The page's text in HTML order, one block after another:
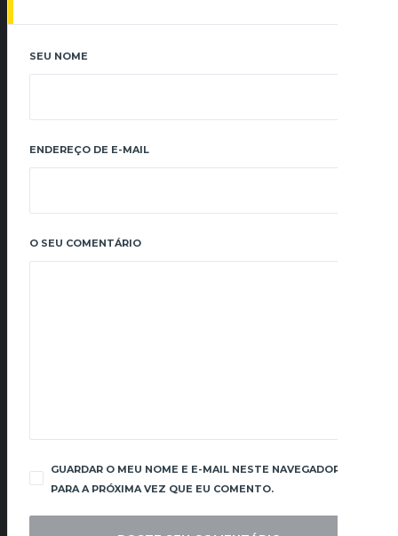
SEU NOME
ENDEREÇO DE E-MAIL
O SEU COMENTÁRIO
GUARDAR O MEU NOME E E-MAIL NESTE NAVEGADOR
PARA A PRÓXIMA VEZ QUE EU COMENTO.